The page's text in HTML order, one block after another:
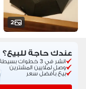
2
عندك حاجة للبيع؟
انشر في 3 خطوات بسيطة
وصل لملايين المشترين
بيع بأفضل سعر